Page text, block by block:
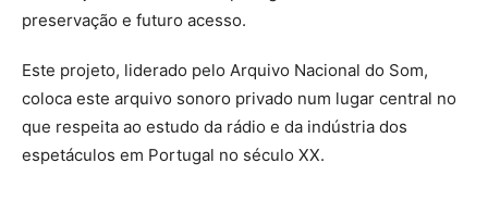
preservação e futuro acesso.
Este projeto, liderado pelo Arquivo Nacional do Som,
coloca este arquivo sonoro privado num lugar central no
que respeita ao estudo da rádio e da indústria dos
espetáculos em Portugal no século XX.